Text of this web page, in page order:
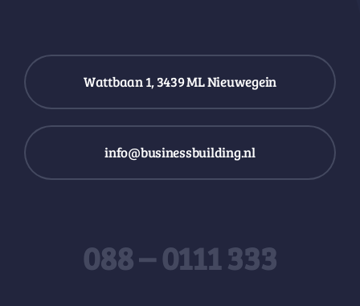
Wattbaan 1, 3439 ML Nieuwegein
info@businessbuilding.nl
088 – 0111 333